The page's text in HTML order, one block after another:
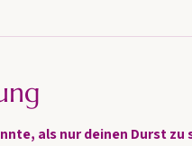
als nur deinen Durst zu